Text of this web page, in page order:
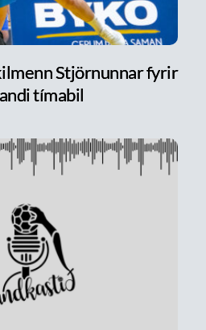
Stjörnunnar fyrir
tímabil